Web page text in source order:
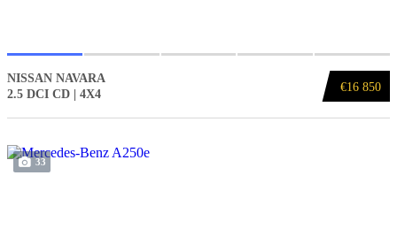
€16 850
NISSAN NAVARA
2.5 DCI CD | 4X4
33